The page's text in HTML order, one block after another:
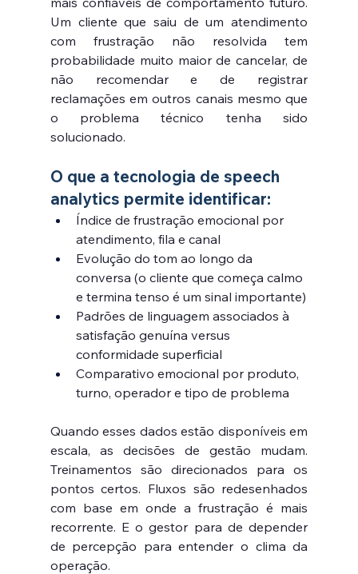
Um cliente que saiu de um atendimento
com frustração não resolvida tem
probabilidade muito maior de cancelar, de
não recomendar e de registrar
reclamações em outros canais mesmo que
o problema técnico tenha sido
solucionado.
O que a tecnologia de speech
analytics permite identificar:
Índice de frustração emocional por
atendimento, fila e canal
Evolução do tom ao longo da
conversa (o cliente que começa calmo
e termina tenso é um sinal importante)
Padrões de linguagem associados à
satisfação genuína versus
conformidade superficial
Comparativo emocional por produto,
turno, operador e tipo de problema
Quando esses dados estão disponíveis em
escala, as decisões de gestão mudam.
Treinamentos são direcionados para os
pontos certos. Fluxos são redesenhados
com base em onde a frustração é mais
recorrente. E o gestor para de depender
de percepção para entender o clima da
operação.